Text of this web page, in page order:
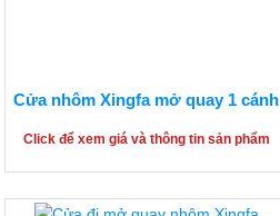
Cửa nhôm Xingfa mở quay 1 cánh
Click để xem giá và thông tin sản phẩm